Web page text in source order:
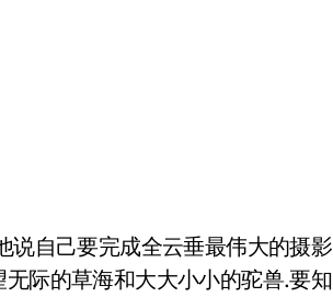
说自己要完成全云垂最伟大的摄影
际的草海和大大小小的驼兽.要知